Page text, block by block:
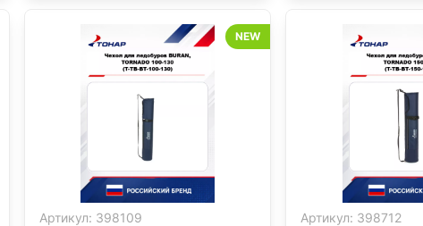
Артикул: 398109
NEW
Артикул: 398712